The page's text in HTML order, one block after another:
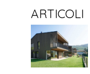
ARTICOLI